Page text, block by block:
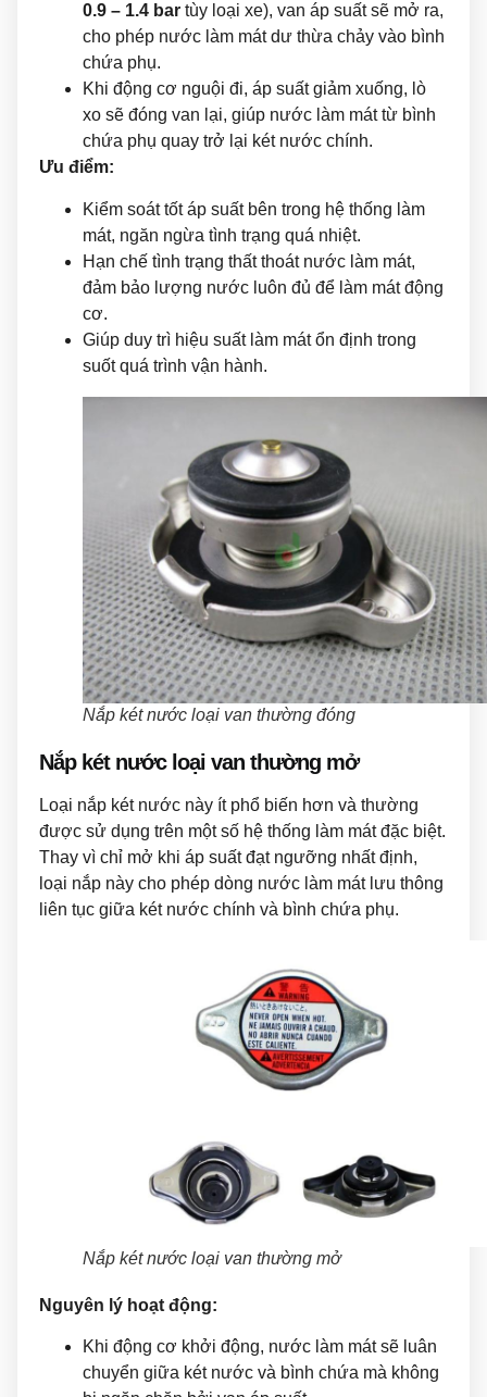
0.9 – 1.4 bar tùy loại xe), van áp suất sẽ mở ra,
cho phép nước làm mát dư thừa chảy vào bình
chứa phụ.
Khi động cơ nguội đi, áp suất giảm xuống, lò
xo sẽ đóng van lại, giúp nước làm mát từ bình
chứa phụ quay trở lại két nước chính.
Ưu điểm:
Kiểm soát tốt áp suất bên trong hệ thống làm
mát, ngăn ngừa tình trạng quá nhiệt.
Hạn chế tình trạng thất thoát nước làm mát,
đảm bảo lượng nước luôn đủ để làm mát động
cơ.
Giúp duy trì hiệu suất làm mát ổn định trong
suốt quá trình vận hành.
Nắp két nước loại van thường đóng
Nắp két nước loại van thường mở
Loại nắp két nước này ít phổ biến hơn và thường
được sử dụng trên một số hệ thống làm mát đặc biệt.
Thay vì chỉ mở khi áp suất đạt ngưỡng nhất định,
loại nắp này cho phép dòng nước làm mát lưu thông
liên tục giữa két nước chính và bình chứa phụ.
Nắp két nước loại van thường mở
Nguyên lý hoạt động:
Khi động cơ khởi động, nước làm mát sẽ luân
chuyển giữa két nước và bình chứa mà không